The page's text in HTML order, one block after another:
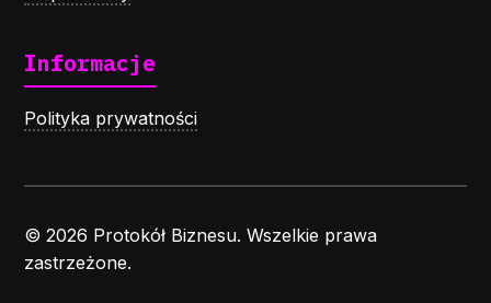
Informacje
Polityka prywatności
© 2026 Protokół Biznesu. Wszelkie prawa
zastrzeżone.